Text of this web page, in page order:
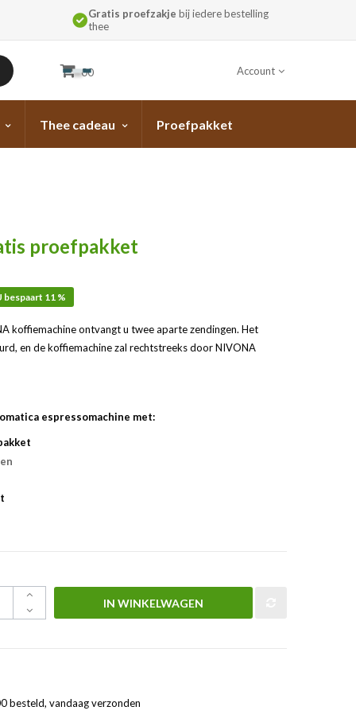
Gratis proefzakje bij iedere bestelling
thee
00 Account
Thee cadeau Proefpakket
proefpakket
bespaart 11 %
koffiemachine ontvangt u twee aparte zendingen. Het
en de koffiemachine zal rechtstreeks door NIVONA
espressomachine met:
IN WINKELWAGEN
besteld, vandaag verzonden